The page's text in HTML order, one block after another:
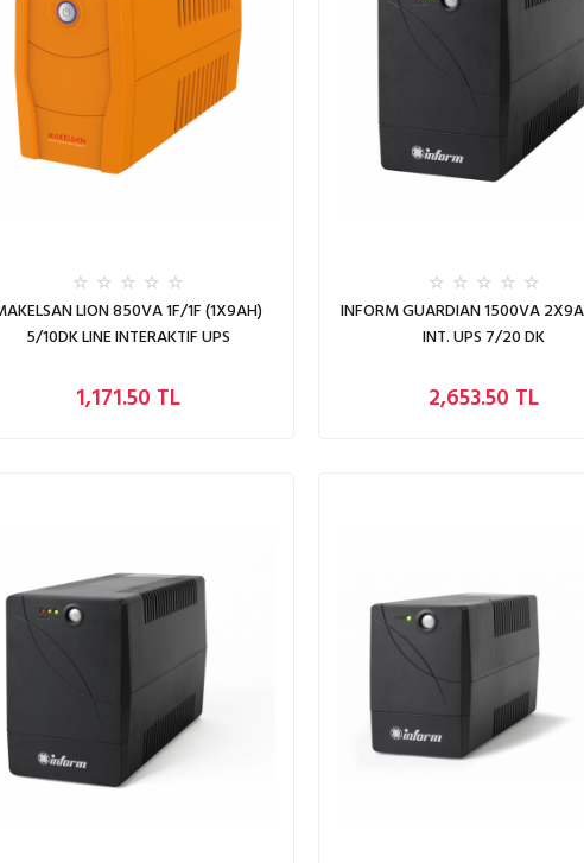
LION 850VA 1F/1F (1X9AH)
5/10DK LINE INTERAKTIF UPS
1,171.50 TL
INFORM GUARDIAN 1500VA
INT. UPS 7/20 DK
2,653.50 TL